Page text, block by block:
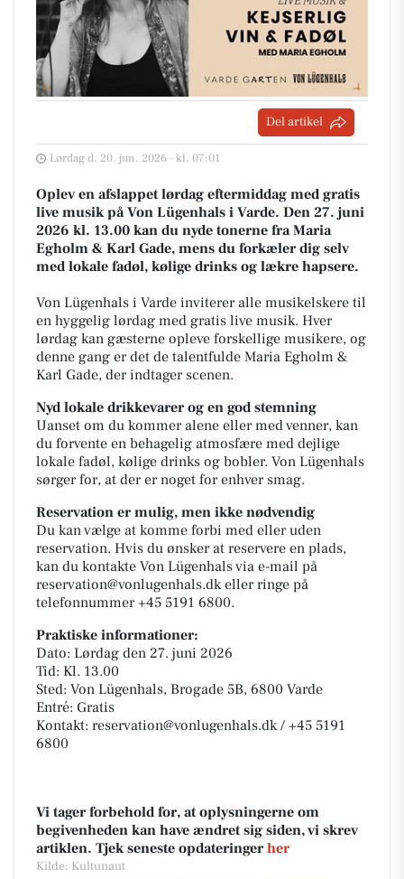
Del artikel
Lørdag d. 20. jun. 2026 - kl. 07:01
Oplev en afslappet lørdag eftermiddag med gratis
live musik på Von Lügenhals i Varde. Den 27. juni
2026 kl. 13.00 kan du nyde tonerne fra Maria
Egholm & Karl Gade, mens du forkæler dig selv
med lokale fadøl, kølige drinks og lækre hapsere.
Von Lügenhals i Varde inviterer alle musikelskere til
en hyggelig lørdag med gratis live musik. Hver
lørdag kan gæsterne opleve forskellige musikere, og
denne gang er det de talentfulde Maria Egholm &
Karl Gade, der indtager scenen.
Nyd lokale drikkevarer og en god stemning
Uanset om du kommer alene eller med venner, kan
du forvente en behagelig atmosfære med dejlige
lokale fadøl, kølige drinks og bobler. Von Lügenhals
sørger for, at der er noget for enhver smag.
Reservation er mulig, men ikke nødvendig
Du kan vælge at komme forbi med eller uden
reservation. Hvis du ønsker at reservere en plads,
kan du kontakte Von Lügenhals via e-mail på
reservation@vonlugenhals.dk eller ringe på
telefonnummer +45 5191 6800.
Praktiske informationer:
Dato: Lørdag den 27. juni 2026
Tid: Kl. 13.00
Sted: Von Lügenhals, Brogade 5B, 6800 Varde
Entré: Gratis
Kontakt: reservation@vonlugenhals.dk / +45 5191
6800
Vi tager forbehold for, at oplysningerne om
begivenheden kan have ændret sig siden, vi skrev
artiklen. Tjek seneste opdateringer her
Kilde: Kultunaut